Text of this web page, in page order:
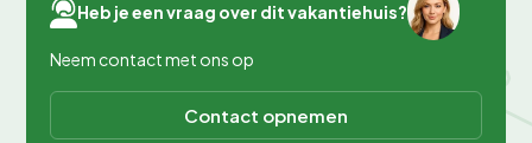
Heb je een vraag over dit vakantiehuis?
Neem contact met ons op
Contact opnemen